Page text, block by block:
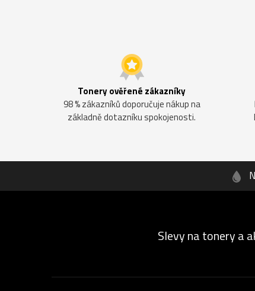
Tonery ověřené zákazníky
98 % zákazníků doporučuje nákup na
základně dotazníku spokojenosti.
Slevy na tonery a